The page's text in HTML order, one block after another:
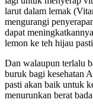
larut dalam lemak
mengurangi
dapat
lemon ke teh hijau
Dan walaupun terlalu
buruk bagi kesehatan
pasti akan baik untuk
menurunkan berat